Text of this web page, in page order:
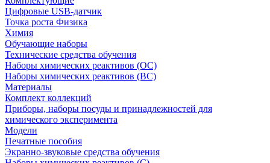
Цифровые USB-датчик
Точка роста Физика
Химия
Обучающие наборы
Технические средства обучения
Наборы химических реактивов (ОС)
Наборы химических реактивов (ВС)
Материалы
Комплект коллекций
Приборы, наборы посуды и принадлежностей для
химического эксперимента
Модели
Печатные пособия
Экранно-звуковые средства обучения